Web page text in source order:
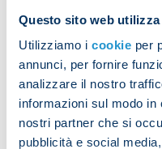
Questo sito web
Utilizziamo i cookie per
annunci, per fornire
analizzare il nostro
informazioni sul modo
nostri partner che si
pubblicità e social
during the warm-up.
Kim Minjae
second half due to a